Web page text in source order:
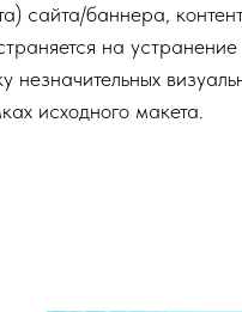
сайта/баннера,
на устранение
незначительных
исходного макета.